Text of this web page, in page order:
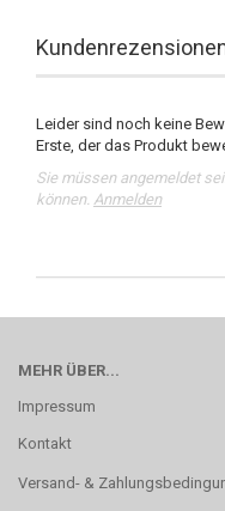
Leider sind noch keine
Erste, der das Produkt
Sie müssen angemeldet
können. Anmelden
MEHR ÜBER...
Impressum
Kontakt
Versand- &